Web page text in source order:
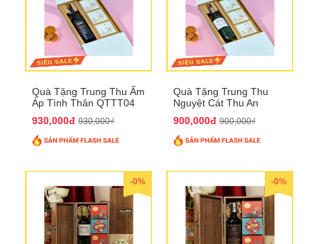
Quà Tặng Trung Thu Ấm
Áp Tình Thân QTTT04
930,000đ 930,000₫
Quà Tặng Trung Thu
Nguyệt Cát Thu An
900,000đ 900,000₫
-0% -0%